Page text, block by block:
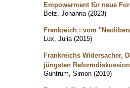
Empowerment für neue
Betz, Johanna (2023)
Frankreich : vom
Lux, Julia (2015)
Frankreichs Widersacher,
jüngsten
Guntrum, Simon (2019)